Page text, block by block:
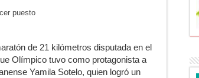
bonaerenses con compradores de siete países
en el barrio Padre Varela y detienen a un hombre
se quedó con una gran victoria en Del Viso
exige ANSES para acceder al beneficio
puesto
de 21 kilómetros disputada en el
Olímpico tuvo como protagonista a
Yamila Sotelo, quien logró un